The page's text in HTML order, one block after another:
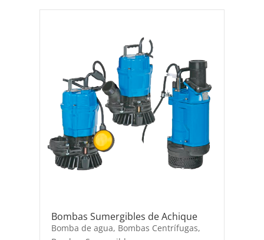
Bombas Sumergibles de Achique
Bomba de agua, Bombas Centrífugas,